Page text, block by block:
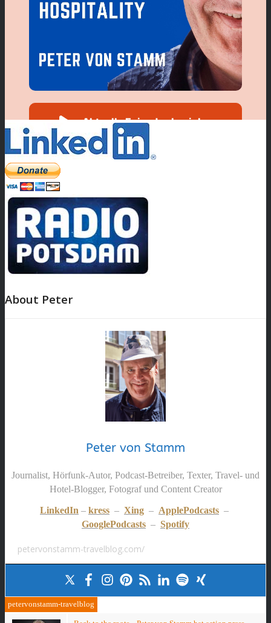
About Peter
Peter von Stamm
Journalist, Hörfunk-Autor, Podcast-Betreiber, Texter, Travel- und
Hotel-Blogger, Fotograf und Content Creator
LinkedIn – kress – Xing – ApplePodcasts –
GooglePodcasts – Spotify
petervonstamm-travelblog.com/
petervonstamm-travelblog